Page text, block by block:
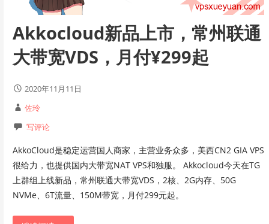
Akkocloud新品上市，常州联通
大带宽VDS，月付¥299起
2020年11月11日
佐玲
写评论
AkkoCloud是稳定运营国人商家，主营业务众多，美西CN2 GIA VPS
很给力，也提供国内大带宽NAT VPS和独服。 Akkocloud今天在TG
上群组上线新品，常州联通大带宽VDS，2核、2G内存、50G
NVMe、6T流量、150M带宽，月付299元起。